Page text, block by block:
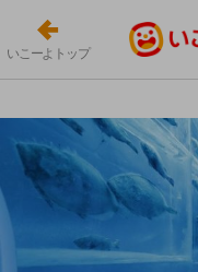
いこーよトップ